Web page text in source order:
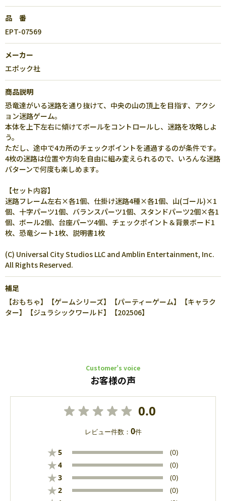
品 番
EPT-07569
メーカー
エポック社
商品説明
恐竜達がいる迷路を通り抜けて、中央の山の頂上を目指す、アクシ
ョン迷路ゲーム。
本体を上下左右に傾けてボールをコントロールし、迷路を攻略しよ
う。
ただし、途中で4カ所のチェックポイントを通過するのが条件です。
4枚の迷路は位置や方向を自由に組み変えられるので、いろんな迷路
パターンで何度も楽しめます。
【セット内容】
迷路フレーム左右×各1個、仕掛け迷路4種×各1個、山(ゴール)×1
個、十字パーツ1個、バランスパーツ1個、スタンドパーツ2個×各1
個、ボール2個、台座パーツ4個、チェックポイント＆背景ボード1
枚、恐竜シート1枚、説明書1枚
(C) Universal City Studios LLC and Amblin Entertainment, Inc.
All Rights Reserved.
補足
【おもちゃ】【ゲームシリーズ】【パーティーゲーム】【キャラク
ター】【ジュラシックワールド】【202506】
Customer’s voice
お客様の声
0.0
レビュー件数： 0件
★5 (0)
★4 (0)
★3 (0)
★2 (0)